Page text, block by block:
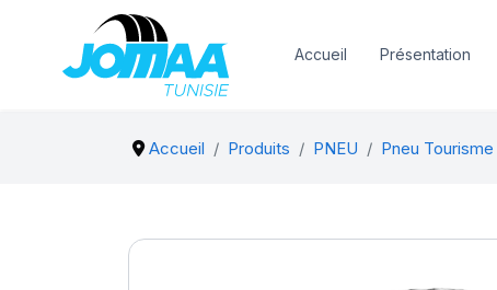
Accueil Présentation
Accueil Produits PNEU Pneu Tourisme